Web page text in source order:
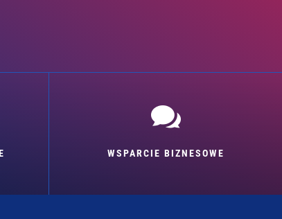

WSPARCIE BIZNESOWE